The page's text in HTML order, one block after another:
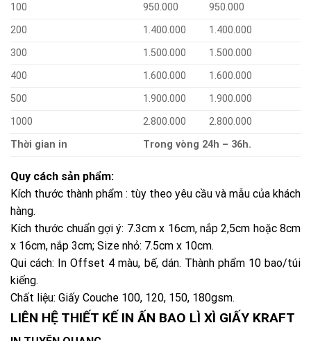
100
950.000
950.000
200
1.400.000
1.400.000
300
1.500.000
1.500.000
400
1.600.000
1.600.000
500
1.900.000
1.900.000
1000
2.800.000
2.800.000
Thời gian in
Trong vòng 24h – 36h.
Quy cách sản phẩm:
Kích thước thành phẩm : tùy theo yêu cầu và mẫu của khách
hàng.
Kích thước chuẩn gợi ý: 7.3cm x 16cm, nắp 2,5cm hoặc 8cm
x 16cm, nắp 3cm; Size nhỏ: 7.5cm x 10cm.
Qui cách: In Offset 4 màu, bế, dán. Thành phẩm 10 bao/túi
kiếng.
Chất liệu: Giấy Couche 100, 120, 150, 180gsm.
LIÊN HỆ THIẾT KẾ IN ẤN BAO LÌ XÌ GIẤY KRAFT